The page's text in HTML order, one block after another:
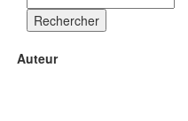
Rechercher
Auteur